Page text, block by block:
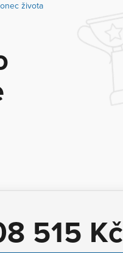
života
515 Kč